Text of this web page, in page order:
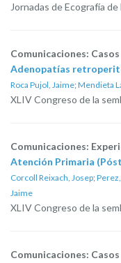
Jornadas de Ecografía de
Comunicaciones:
Adenopatías
Roca Pujol, Jaime; Mendieta
XLIV Congreso de la
Comunicaciones:
Atención Primaria
Corcoll Reixach, Josep;
Jaime
XLIV Congreso de la
Comunicaciones: